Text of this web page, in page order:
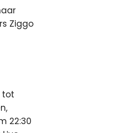
Ziggo
tot
22:30